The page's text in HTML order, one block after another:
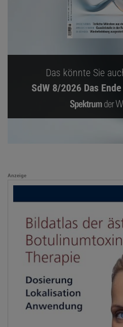
Das könnte Sie
SdW 8/2026 Das
Anzeige